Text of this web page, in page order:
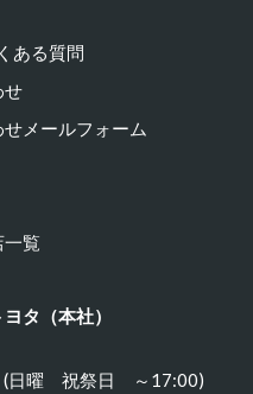
ある質問
せ
メールフォーム
覧
タ（本社）
(日曜 祝祭日 ～17:00)